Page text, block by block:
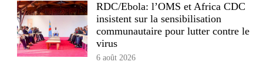
RDC/Ebola: l’OMS et Africa CDC
insistent sur la sensibilisation
communautaire pour lutter contre le
virus
6 août 2026